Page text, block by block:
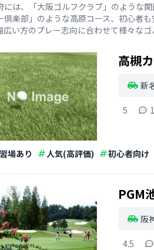
には、「大阪ゴルフクラブ」のような
倶楽部」のような高原コース、初心者
広い方のプレー志向に合わせて様々なゴ
高槻
新
5 1
場あり 人気(高評価) 初心者向け
PGM
阪
4.5